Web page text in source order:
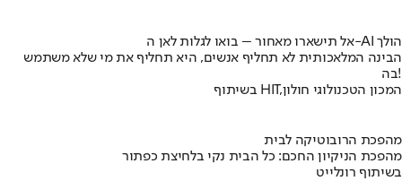
אל תישארו מאחור – בואו לגלות לאן ה-AI הולך
הבינה המלאכותית לא תחליף אנשים, היא תחליף את מי שלא משתמש
בה!
בשיתוף HIT,המכון הטכנולוגי חולון
מהפכת הרובוטיקה לבית
מהפכת הניקיון החכם: כל הבית נקי בלחיצת כפתור
בשיתוף רונלייט